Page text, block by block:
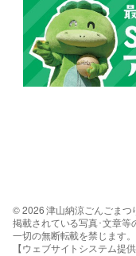
© 2026 津山納涼ごんごまつ
掲載されている写真･文章等
一切の無断転載を禁じます。
【ウェブサイトシステム提